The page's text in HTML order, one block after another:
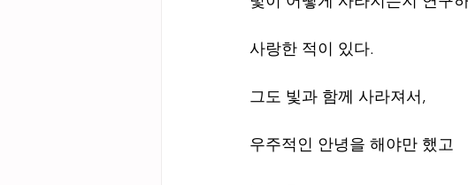
사랑한 적이 있다.
그도 빛과 함께 사라져서,
우주적인 안녕을 해야만 했고